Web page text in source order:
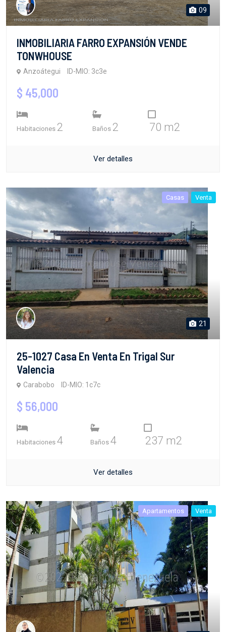
09
INMOBILIARIA FARRO EXPANSIÓN VENDE
TONWHOUSE
Anzoátegui ID-MIO: 3c3e
$ 45,000
Habitaciones 2 Baños 2 70 m2
Ver detalles
Casas Venta
21
25-1027 Casa En Venta En Trigal Sur
Valencia
Carabobo ID-MIO: 1c7c
$ 56,000
Habitaciones 4 Baños 4 237 m2
Ver detalles
Apartamentos Venta